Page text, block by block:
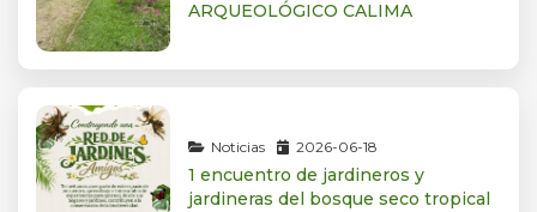
ARQUEOLÓGICO CALIMA
Noticias 2026-06-18
1 encuentro de jardineros y
jardineras del bosque seco tropical